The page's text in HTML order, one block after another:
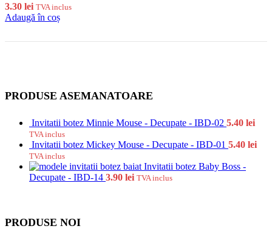
3.30 lei TVA inclus
Adaugă în coș
PRODUSE ASEMANATOARE
Invitatii botez Minnie Mouse - Decupate - IBD-02 5.40 lei
TVA inclus
Invitatii botez Mickey Mouse - Decupate - IBD-01 5.40 lei
TVA inclus
Invitatii botez Baby Boss -
Decupate - IBD-14 3.90 lei TVA inclus
PRODUSE NOI